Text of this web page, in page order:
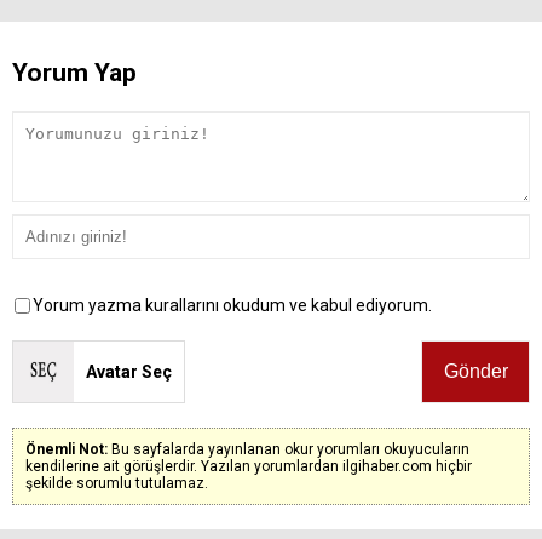
Yorum Yap
Yorum yazma kurallarını okudum ve kabul ediyorum.
Avatar Seç
Önemli Not: Bu sayfalarda yayınlanan okur yorumları okuyucuların
kendilerine ait görüşlerdir. Yazılan yorumlardan ilgihaber.com hiçbir
şekilde sorumlu tutulamaz.